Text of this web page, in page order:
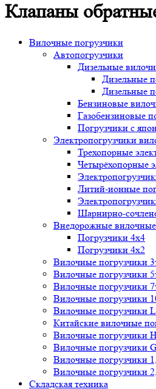
Клапаны
Вилочные погрузчики
Автопогрузчики
Дизельные
Дизельные
Дизельные
Бензиновые
Газобензиновые
Погрузчики с
Электропогрузчики
Трехопорные
Четырёхопорные
Литий-ионные
Шарнирно-
Внедорожные
Погрузчики 4х4
Погрузчики 4х2
Вилочные погрузчики
Вилочные погрузчики
Вилочные погрузчики
Вилочные погрузчики
Вилочные погрузчики
Китайские вилочные
Вилочные погрузчики
Вилочные погрузчики
Вилочные погрузчики
Вилочные погрузчики
Складская техника